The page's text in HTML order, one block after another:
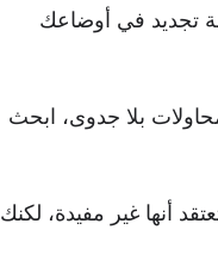
تجديد في أوضاعك
بلا جدوى، ابحث
أنها غير مفيدة، لكنك